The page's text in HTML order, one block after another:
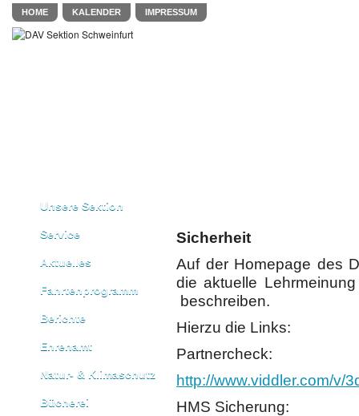
HOME KALENDER IMPRESSUM
Unsere Sektion
Service
Aktuelles
Fahrtenprogramm
Berichte
Ehrenamt
Natur- & Klimaschutz
Bücherei
Sicherheit
Auf der Homepage des
die aktuelle
beschreiben.
Hierzu die Links:
Partnercheck:
http://www.viddler.com/v/
HMS Sicherung: